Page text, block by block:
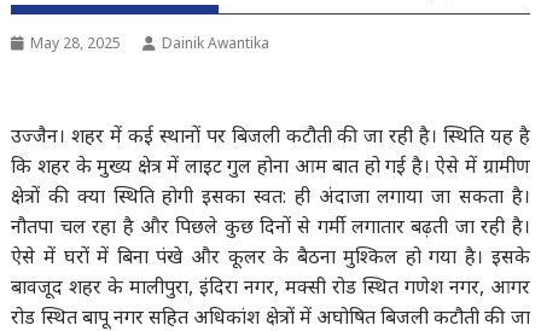
May 28, 2025 Dainik Awantika
उज्जैन। शहर में कई स्थानों पर बिजली कटौती की जा रही है। स्थिति यह है
कि शहर के मुख्य क्षेत्र में लाइट गुल होना आम बात हो गई है। ऐसे में ग्रामीण
क्षेत्रों की क्या स्थिति होगी इसका स्वत: ही अंदाजा लगाया जा सकता है।
नौतपा चल रहा है और पिछले कुछ दिनों से गर्मी लगातार बढ़ती जा रही है।
ऐसे में घरों में बिना पंखे और कूलर के बैठना मुश्किल हो गया है। इसके
बावजूद शहर के मालीपुरा, इंदिरा नगर, मक्सी रोड स्थित गणेश नगर, आगर
रोड स्थित बापू नगर सहित अधिकांश क्षेत्रों में अघोषित बिजली कटौती की जा